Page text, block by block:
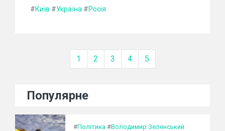
#Київ #Україна #Росія
1 2 3 4 5
Популярне
#Політика #Володимир Зеленський